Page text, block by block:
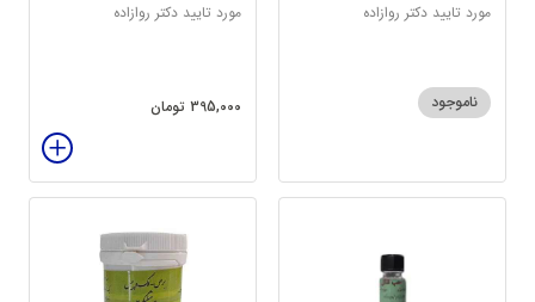
مورد تایید دکتر روازاده
ناموجود
مورد تایید دکتر روازاده
395,000 تومان